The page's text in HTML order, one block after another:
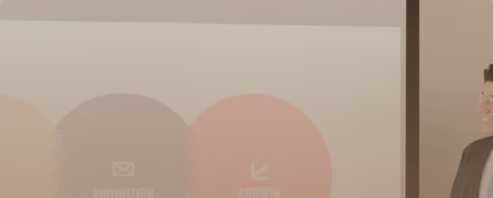
19 juin 2026